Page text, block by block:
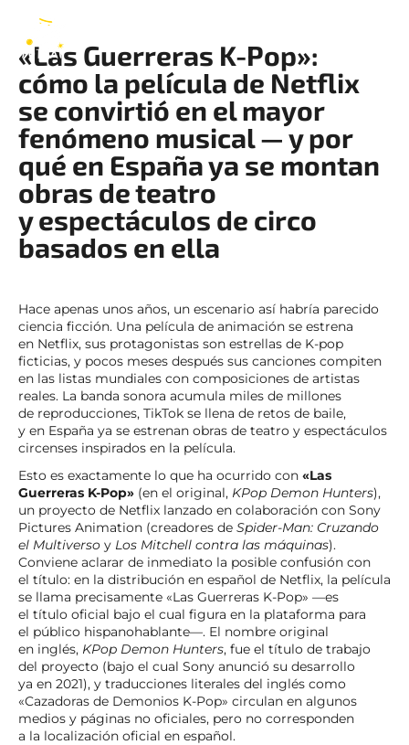
«Las Guerreras K-Pop»:
cómo la película de Netflix
se convirtió en el mayor
fenómeno musical — y por
qué en España ya se montan
obras de teatro
y espectáculos de circo
basados en ella
Hace apenas unos años, un escenario así habría parecido
ciencia ficción. Una película de animación se estrena
en Netflix, sus protagonistas son estrellas de K-pop
ficticias, y pocos meses después sus canciones compiten
en las listas mundiales con composiciones de artistas
reales. La banda sonora acumula miles de millones
de reproducciones, TikTok se llena de retos de baile,
y en España ya se estrenan obras de teatro y espectáculos
circenses inspirados en la película.
Esto es exactamente lo que ha ocurrido con «Las
Guerreras K-Pop» (en el original, KPop Demon Hunters),
un proyecto de Netflix lanzado en colaboración con Sony
Pictures Animation (creadores de Spider-Man: Cruzando
el Multiverso y Los Mitchell contra las máquinas).
Conviene aclarar de inmediato la posible confusión con
el título: en la distribución en español de Netflix, la película
se llama precisamente «Las Guerreras K-Pop» —es
el título oficial bajo el cual figura en la plataforma para
el público hispanohablante—. El nombre original
en inglés, KPop Demon Hunters, fue el título de trabajo
del proyecto (bajo el cual Sony anunció su desarrollo
ya en 2021), y traducciones literales del inglés como
«Cazadoras de Demonios K-Pop» circulan en algunos
medios y páginas no oficiales, pero no corresponden
a la localización oficial en español.